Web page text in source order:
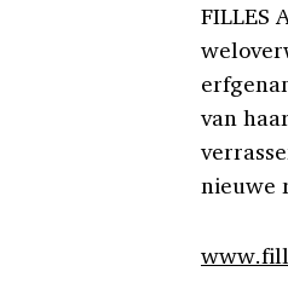
FILLES
van
nieuwe